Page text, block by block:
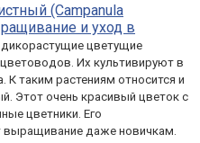
(Campanula
и уход в
цветущие
Их культивируют в
таким растениям относится и
Этот очень красивый цветок с
цветники. Его
выращивание даже новичкам.